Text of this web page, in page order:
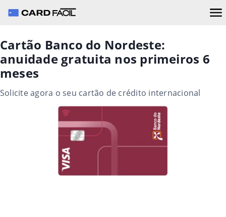
Cartão Banco do Nordeste:
anuidade gratuita nos primeiros 6
meses
Solicite agora o seu cartão de crédito internacional